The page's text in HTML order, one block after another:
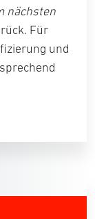
nächsten
Für
und